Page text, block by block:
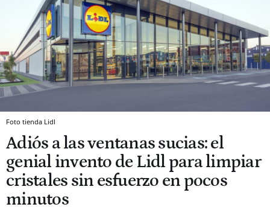
Foto tienda Lidl
Adiós a las ventanas sucias: el
genial invento de Lidl para limpiar
cristales sin esfuerzo en pocos
minutos